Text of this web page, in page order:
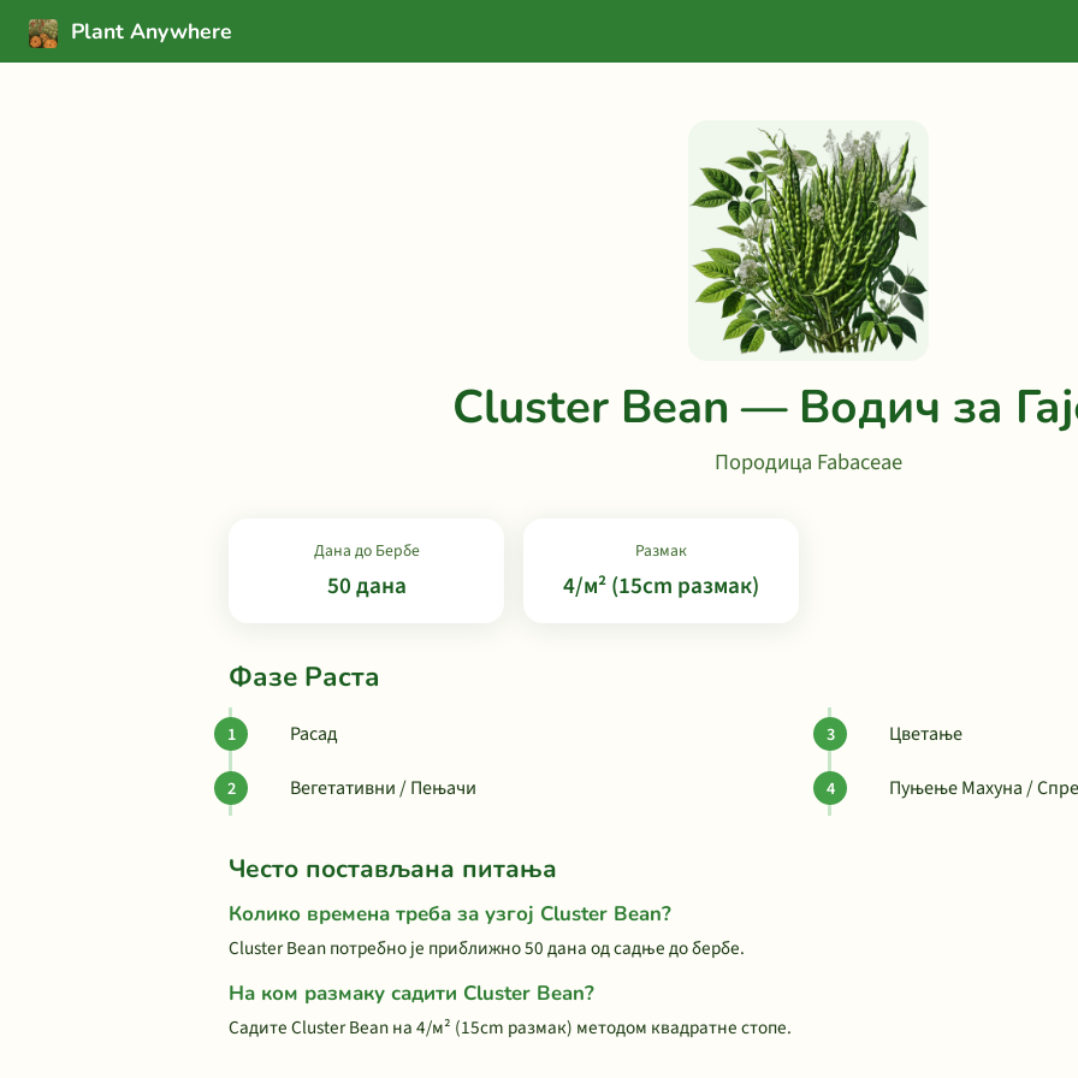
Plant Anywhere
Cluster Bean — Водич за
Породица Fabaceae
Дана до Бербе
50 дана
Размак
4/м² (15cm размак)
Фазе Раста
Расад
Вегетативни / Пењачи
Цветање
Пуњење Махуна /
Често постављана питања
Колико времена треба за узгој Cluster Bean?
Cluster Bean потребно је приближно 50 дана од садње до бербе.
На ком размаку садити Cluster Bean?
Садите Cluster Bean на 4/м² (15cm размак) методом квадратне стопе.